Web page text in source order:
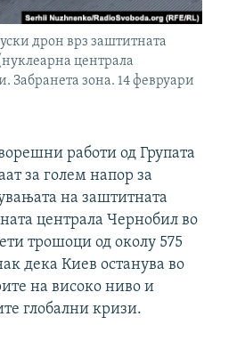
дрон врз заштитната
централа
Забранета зона. 14 февруари
работи од Групата
за голем напор за
на заштитната
централа Чернобил во
трошоци од околу 575
дека Киев останува во
на високо ниво и
глобални кризи.